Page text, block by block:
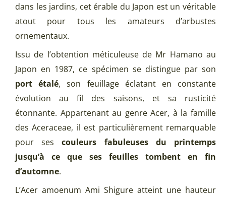
dans les jardins, cet érable du Japon est un véritable
atout pour tous les amateurs d’arbustes
ornementaux.
Issu de l’obtention méticuleuse de Mr Hamano au
Japon en 1987, ce spécimen se distingue par son
port étalé, son feuillage éclatant en constante
évolution au fil des saisons, et sa rusticité
étonnante. Appartenant au genre Acer, à la famille
des Aceraceae, il est particulièrement remarquable
pour sescouleurs fabuleuses du printemps
jusqu’à ce que ses feuilles tombent en fin
d’automne.
L’Acer amoenum Ami Shigure atteint une hauteur